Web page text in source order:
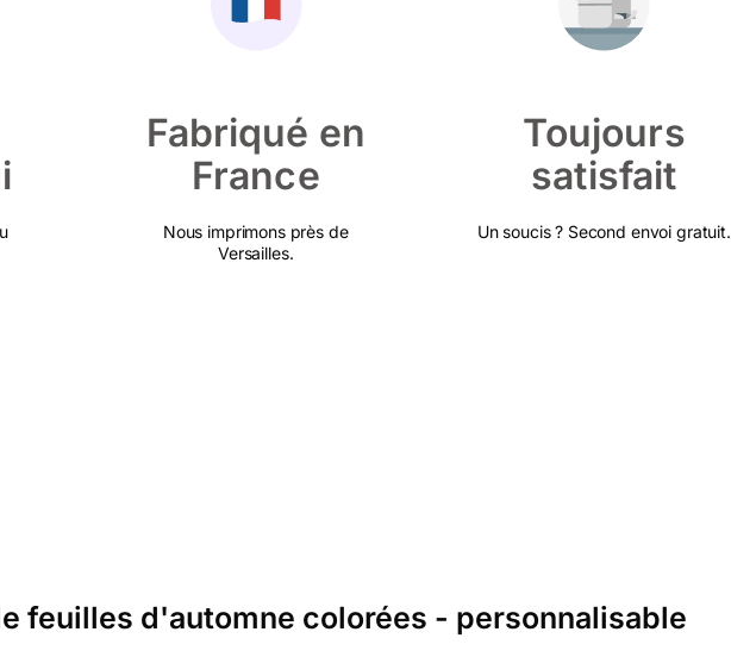
Fabriqué en
France
Nous imprimons près de
Versailles.
Toujours
satisfait
Un soucis ? Second envoi gratuit.
feuilles d'automne colorées - personnalisable